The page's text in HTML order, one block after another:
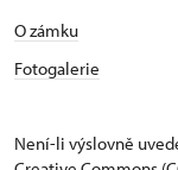
O zámku
Fotogalerie
Není-li výslovně